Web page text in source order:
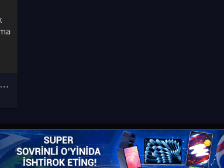
Yangi O'zbek kinolar 2010-2011-2012-2013-2014-2015-2016-2017-2018-2019-2020-2021-2022-2023-2024-2025 O'zbek tilida Uzbek tarjima Full HD